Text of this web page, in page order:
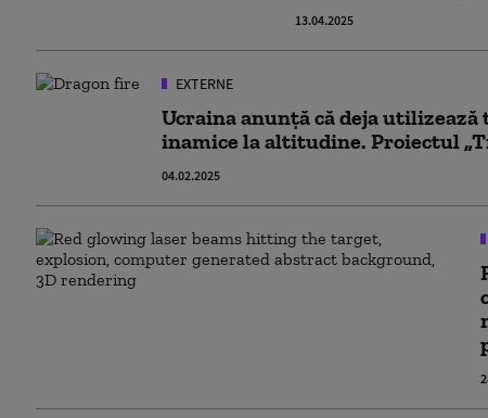
13.04.2025
EXTERNE
Ucraina anunță că deja
inamice la altitudine. Proiectul
04.02.2025